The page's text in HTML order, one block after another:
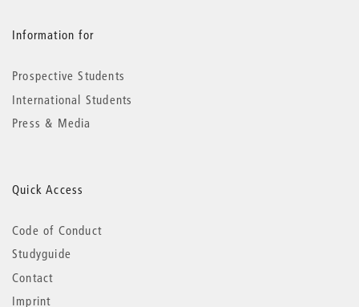
Information for
Prospective Students
International Students
Press & Media
Quick Access
Code of Conduct
Studyguide
Contact
Imprint